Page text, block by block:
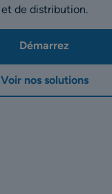
et de distribution.
Démarrez
Voir nos solutions